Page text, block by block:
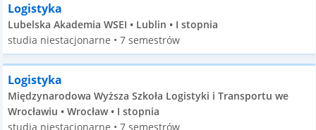
Logistyka
Lubelska Akademia WSEI • Lublin • I stopnia
studia niestacjonarne • 7 semestrów
Logistyka
Międzynarodowa Wyższa Szkoła Logistyki i Transportu we
Wrocławiu • Wrocław • I stopnia
studia niestacjonarne • 7 semestrów